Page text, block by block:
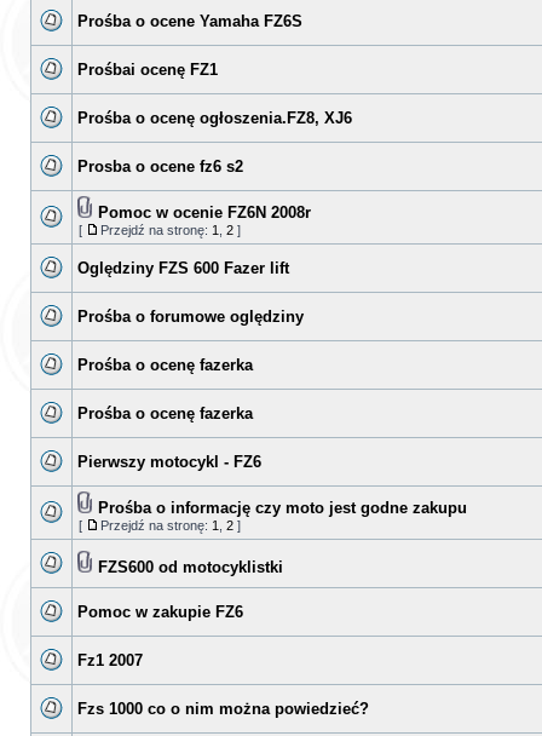
Prośba o ocene Yamaha FZ6S
Prośbai ocenę FZ1
Prośba o ocenę ogłoszenia.FZ8, XJ6
Prosba o ocene fz6 s2
Pomoc w ocenie FZ6N 2008r
[ Przejdź na stronę: 1 2 ]
Oględziny FZS 600 Fazer lift
Prośba o forumowe oględziny
Prośba o ocenę fazerka
Prośba o ocenę fazerka
Pierwszy motocykl - FZ6
Prośba o informację czy moto jest godne zakupu
[ Przejdź na stronę: 1 2 ]
FZS600 od motocyklistki
Pomoc w zakupie FZ6
Fz1 2007
Fzs 1000 co o nim można powiedzieć?